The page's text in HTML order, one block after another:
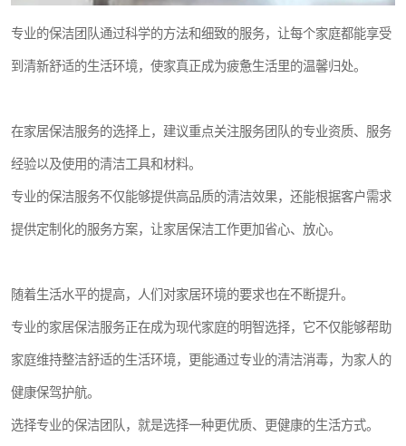
专业的保洁团队通过科学的方法和细致的服务，让每个家庭都能享受
到清新舒适的生活环境，使家真正成为疲惫生活里的温馨归处。
在家居保洁服务的选择上，建议重点关注服务团队的专业资质、服务
经验以及使用的清洁工具和材料。
专业的保洁服务不仅能够提供高品质的清洁效果，还能根据客户需求
提供定制化的服务方案，让家居保洁工作更加省心、放心。
随着生活水平的提高，人们对家居环境的要求也在不断提升。
专业的家居保洁服务正在成为现代家庭的明智选择，它不仅能够帮助
家庭维持整洁舒适的生活环境，更能通过专业的清洁消毒，为家人的
健康保驾护航。
选择专业的保洁团队，就是选择一种更优质、更健康的生活方式。